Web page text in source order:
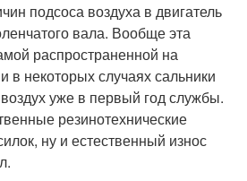
подсоса воздуха в двигатель
вала. Вообще эта
распространенной на
в некоторых случаях сальники
уже в первый год службы.
резинотехнические
ну и естественный износ